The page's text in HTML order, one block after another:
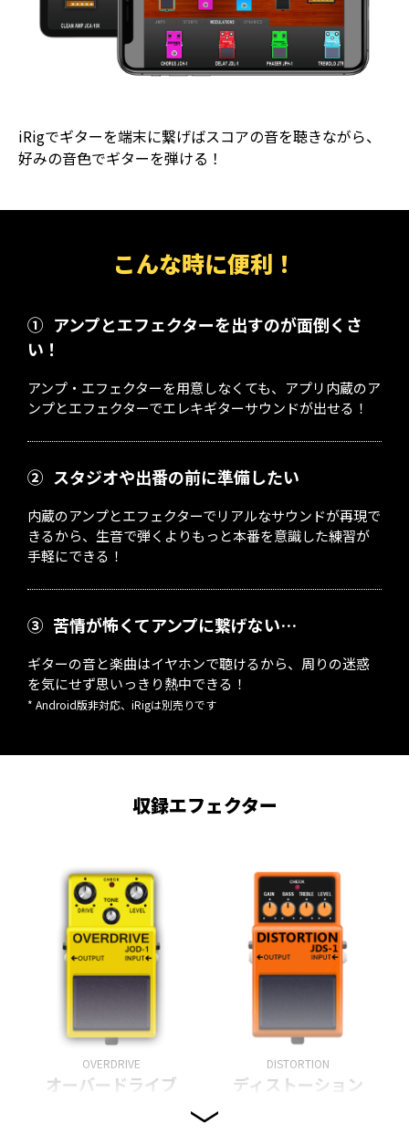
iRigでギターを端末に繋げばスコアの音を聴きながら、
好みの音色でギターを弾ける！
こんな時に便利！
① アンプとエフェクターを出すのが面倒くさ
い！
アンプ・エフェクターを用意しなくても、アプリ内蔵のア
ンプとエフェクターでエレキギターサウンドが出せる！
② スタジオや出番の前に準備したい
内蔵のアンプとエフェクターでリアルなサウンドが再現で
きるから、生音で弾くよりもっと本番を意識した練習が
手軽にできる！
③ 苦情が怖くてアンプに繋げない…
ギターの音と楽曲はイヤホンで聴けるから、周りの迷惑
を気にせず思いっきり熱中できる！
* Android版非対応、iRigは別売りです
収録エフェクター
OVERDRIVE
オーバードライブ
DISTORTION
ディストーション